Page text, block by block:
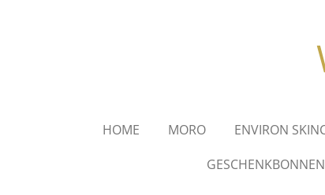
HOME MORO ENVIRON
GESCHENKBONNEN